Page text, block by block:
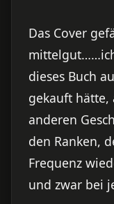
Das Cover
dieses Buch
gekauft hätte,
anderen
den Ranken,
Frequenz
und zwar bei